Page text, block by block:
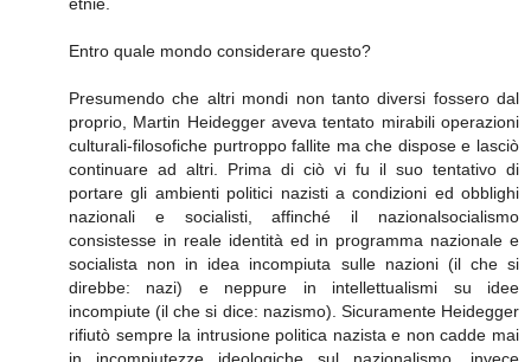
Entro quale mondo considerare questo?
Presumendo che altri mondi non tanto diversi fossero dal
proprio, Martin Heidegger aveva tentato mirabili operazioni
culturali-filosofiche purtroppo fallite ma che dispose e lasciò
continuare ad altri. Prima di ciò vi fu il suo tentativo di
portare gli ambienti politici nazisti a condizioni ed obblighi
nazionali e socialisti, affinché il nazionalsocialismo
consistesse in reale identità ed in programma nazionale e
socialista non in idea incompiuta sulle nazioni (il che si
direbbe: nazi) e neppure in intellettualismi su idee
incompiute (il che si dice: nazismo). Sicuramente Heidegger
rifiutò sempre la intrusione politica nazista e non cadde mai
in incompiutezze ideologiche sul nazionalismo, invece